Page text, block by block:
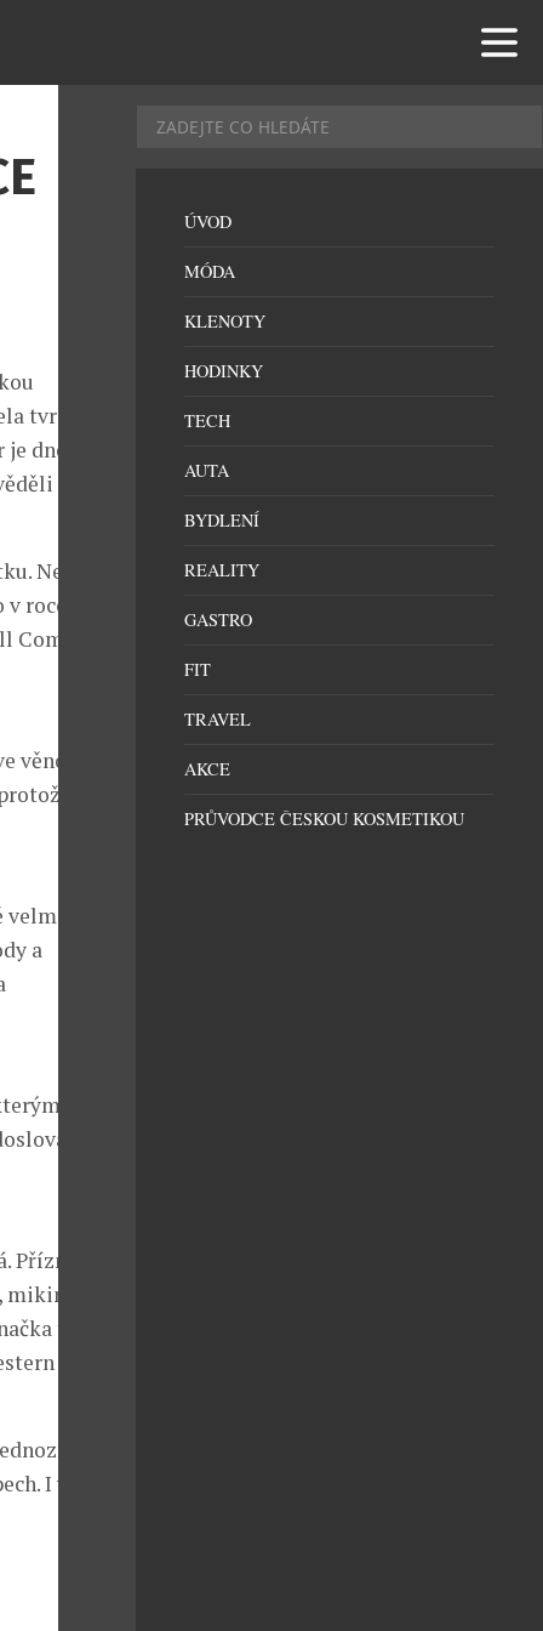
tvrdá
dnes
ani vy.
Nejdříve
roce 1919,
věnovala
se pro
velmi
a
se
na
Příznivci
také
Wear
I vy se
ÚVOD
MÓDA
KLENOTY
HODINKY
TECH
AUTA
BYDLENÍ
REALITY
GASTRO
FIT
TRAVEL
AKCE
PRŮVODCE ČESKOU KOSMETIKOU